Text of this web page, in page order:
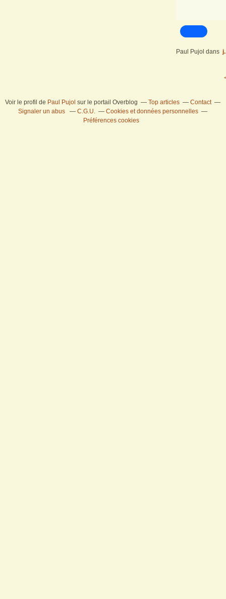
Paul Pujol dans
Voir le profil de Paul Pujol sur le portail Overblog Top articles
Contact
Signaler un abus
C.G.U.
Cookies et données personnelles
Préférences cookies